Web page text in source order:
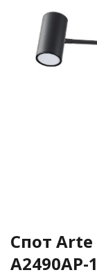
Спот Arte
A2490AP-